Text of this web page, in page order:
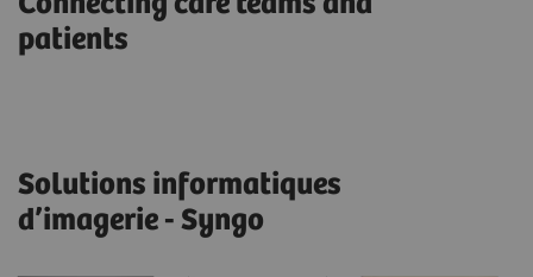
patients
Solutions informatiques
d’imagerie - Syngo